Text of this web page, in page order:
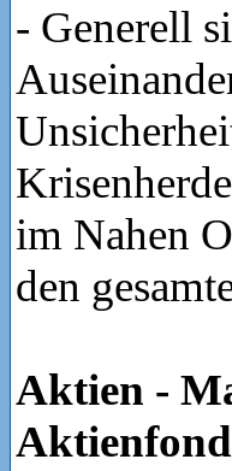
- Generell
im Nahen
den
Aktien -